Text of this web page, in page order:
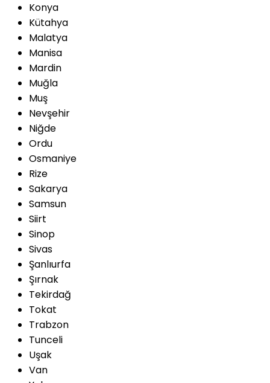
Konya
Kütahya
Malatya
Manisa
Mardin
Muğla
Muş
Nevşehir
Niğde
Ordu
Osmaniye
Rize
Sakarya
Samsun
Siirt
Sinop
Sivas
Şanlıurfa
Şırnak
Tekirdağ
Tokat
Trabzon
Tunceli
Uşak
Van